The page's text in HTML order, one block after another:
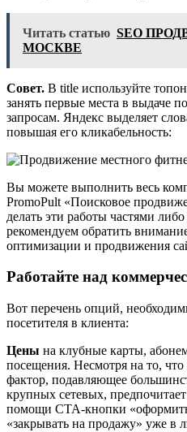
Читать статью SEO
МОСКВЕ
Совет. В title используйте
занять первые места в выдаче
запросам. Яндекс выделяет
повышая его кликабельность:
Вы можете выполнить весь
PromoPult «Поисковое
делать эти работы частями
рекомендуем обратить
оптимизации и продвижения
Работайте над
Вот перечень опций,
посетителя в клиента:
Цены на клубные карты,
посещения. Несмотря на то,
фактор, подавляющее
крупных сетевых,
помощи СТА-кнопки
«закрывать на продажу» уже в